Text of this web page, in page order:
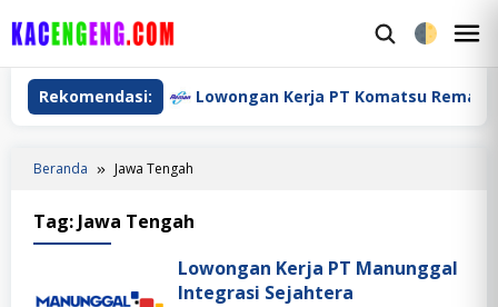
Rekomendasi:Lowongan Kerja PT Komatsu
Beranda Jawa Tengah
Tag: Jawa Tengah
Lowongan Kerja PT Manunggal
Integrasi Sejahtera